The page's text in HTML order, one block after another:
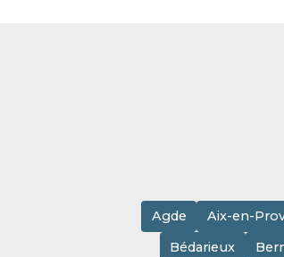
Agde Aix-en-
Bédarieux